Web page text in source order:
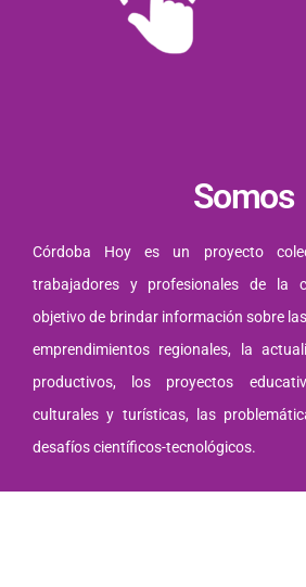
Somos
Córdoba Hoy es un proyecto
trabajadores y profesionales de la
objetivo de brindar información sobre
emprendimientos regionales, la
productivos, los proyectos
culturales y turísticas, las
desafíos científicos-tecnológicos.